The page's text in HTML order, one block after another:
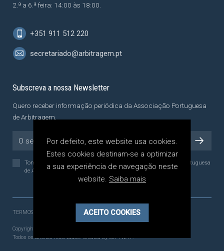
2.ª a 6.ª feira: 14:00 às 18:00.
+351 911 512 220
secretariado@arbitragem.pt
Subscreva a nossa Newsletter
Quero receber informação periódica da Associação Portuguesa
de Arbitragem.
Tomei conhecimento daPolítica de Privacidade
da Associação Portuguesa
de Arbitragem, a qual li e compreendi.
TERMOS E CONDIÇÕES POLÍTICA DE PRIVACIDADE
Copyright 2021 - 2026 © APA - Associação Portuguesa de Arbitragem.
Todos os direitos reservados. Created bySOFTWAY.
Por defeito, este website usa cookies.
Estes cookies destinam-se a optimizar
a sua experiência de navegação neste
website. Saiba mais
ACEITO COOKIES